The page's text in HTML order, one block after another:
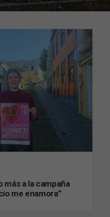
más a la campaña
me enamora”